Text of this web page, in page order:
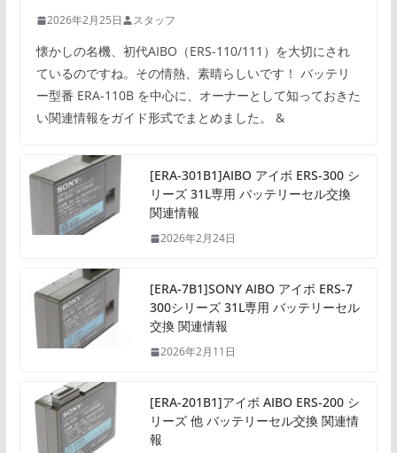
2026年2月25日 スタッフ
懐かしの名機、初代AIBO（ERS-110/111）を大切にされ
ているのですね。その情熱、素晴らしいです！ バッテリ
ー型番 ERA-110B を中心に、オーナーとして知っておきた
い関連情報をガイド形式でまとめました。 &
[ERA-301B1]AIBO アイボ ERS-300 シ
リーズ 31L専用 バッテリーセル交換
関連情報
2026年2月24日
[ERA-7B1]SONY AIBO アイボ ERS-7
300シリーズ 31L専用 バッテリーセル
交換 関連情報
2026年2月11日
[ERA-201B1]アイボ AIBO ERS-200 シ
リーズ 他 バッテリーセル交換 関連情
報